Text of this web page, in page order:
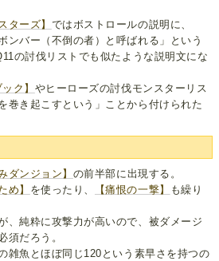
ターズ】 ではボストロールの説明に、
ンバー（不倒の者）と呼ばれる」という
の討伐リストでも似たような説明文にな
ク】 やヒーローズの討伐モンスターリス
巻き起こすという」ことから付けられた
ダンジョン】 の前半部に出現する。
め】 を使ったり、 【痛恨の一撃】
も繰り
、純粋に攻撃力が高いので、被ダメージ
須だろう。
雑魚とほぼ同じ120という素早さを持つの